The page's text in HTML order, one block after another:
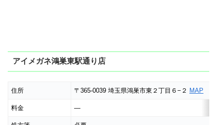
アイメガネ鴻巣東駅通り店
住所 〒365-0039 埼玉県鴻巣市東２丁目６−２ MAP
料金 ―